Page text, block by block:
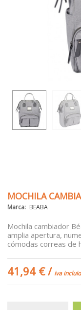
MOCHILA
Marca: BEABA
Mochila cambiador
amplia apertura,
cómodas correas de
41,94 €/ iva